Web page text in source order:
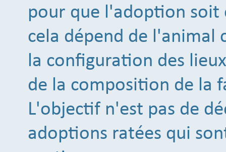
pour que l'adoption soit
cela dépend de l'animal
la configuration des
de la composition de la
L'objectif n'est pas de
adoptions ratées qui